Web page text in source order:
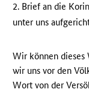
2. Brief an die
unter uns
Wir können dieses
wir uns vor den
Wort von der